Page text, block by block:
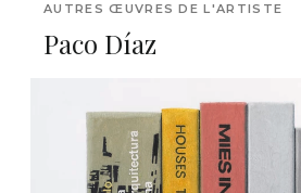
AUTRES ŒUVRES DE L'ARTISTE
Paco Díaz